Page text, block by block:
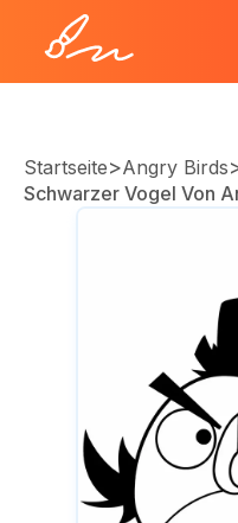
Startseite>Angry Birds
Schwarzer Vogel Von